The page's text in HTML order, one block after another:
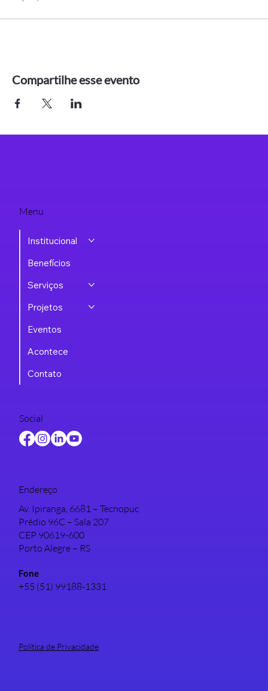
Compartilhe esse evento
Menu
Institucional
Benefícios
Serviços
Projetos
Eventos
Acontece
Contato
Social
Endereço
Av. Ipiranga, 6681 – Tecnopuc
Prédio 96C – Sala 207
CEP 90619-600
Porto Alegre – RS
Fone
+55 (51) 99188-1331
Política de Privacidade